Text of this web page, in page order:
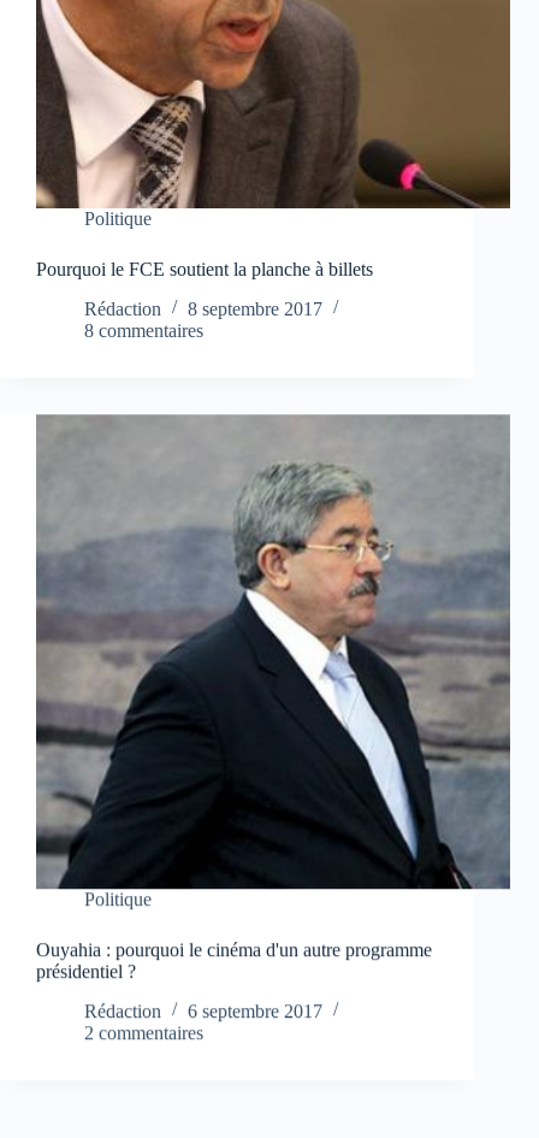
Politique
Pourquoi le FCE soutient la planche à billets
Rédaction
8 septembre 2017
8 commentaires
Politique
Ouyahia : pourquoi le cinéma d'un autre programme
présidentiel ?
Rédaction
6 septembre 2017
2 commentaires